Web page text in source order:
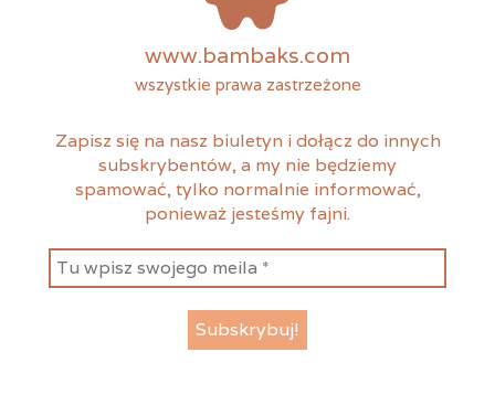
www.bambaks.com
wszystkie prawa zastrzeżone
Zapisz się na nasz biuletyn i dołącz do innych
subskrybentów, a my nie będziemy
spamować, tylko normalnie informować,
ponieważ jesteśmy fajni.